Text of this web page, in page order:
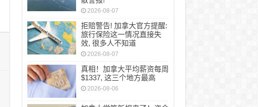
2026-08-07
拒赔警告! 加拿大官方提醒:
旅行保险这一情况直接失
效, 很多人不知道
2026-08-07
真相！加拿大平均薪资每周
$1337, 这三个地方最高
2026-08-06